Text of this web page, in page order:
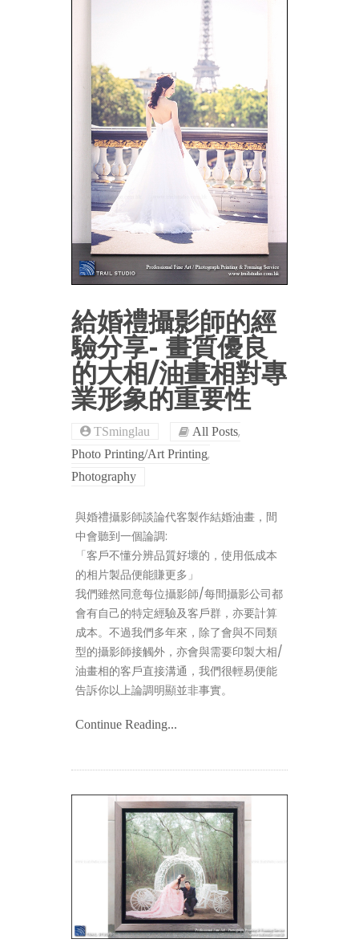
給婚禮攝影師的經
驗分享- 畫質優良
的大相/油畫相對專
業形象的重要性
TSminglau All Posts,
Photo Printing/Art Printing,
Photography
與婚禮攝影師談論代客製作結婚油畫，間
中會聽到一個論調:
「客戶不懂分辨品質好壞的，使用低成本
的相片製品便能賺更多」
我們雖然同意每位攝影師/每間攝影公司都
會有自己的特定經驗及客戶群，亦要計算
成本。不過我們多年來，除了會與不同類
型的攝影師接觸外，亦會與需要印製大相/
油畫相的客戶直接溝通，我們很輕易便能
告訴你以上論調明顯並非事實。
Continue Reading...